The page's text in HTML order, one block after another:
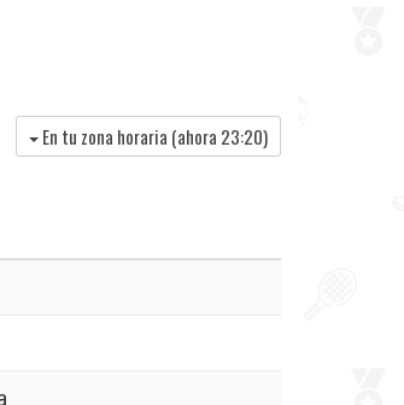
En tu zona horaria (ahora 23:20)